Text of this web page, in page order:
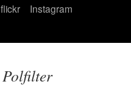
flickr Instagram
Polfilter